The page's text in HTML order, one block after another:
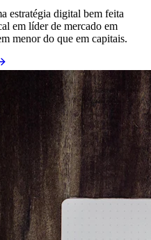
estratégia digital bem feita
em líder de mercado em
menor do que em capitais.